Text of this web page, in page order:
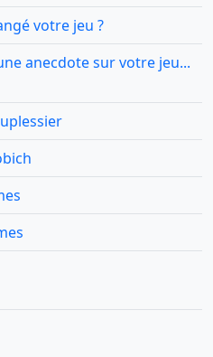
votre jeu ?
anecdote sur votre jeu...